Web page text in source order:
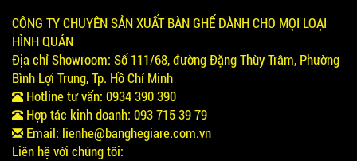
CÔNG TY CHUYÊN SẢN XUẤT BÀN GHẾ DÀNH CHO MỌI LOẠI
HÌNH QUÁN
Địa chỉ Showroom: Số 111/68, đường Đặng Thùy Trâm, Phường
Bình Lợi Trung, Tp. Hồ Chí Minh
Hotline tư vấn: 0934 390 390
Hợp tác kinh doanh: 093 715 39 79
Email: lienhe@banghegiare.com.vn
Liên hệ với chúng tôi: